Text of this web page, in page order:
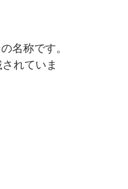
名称です。
れていま